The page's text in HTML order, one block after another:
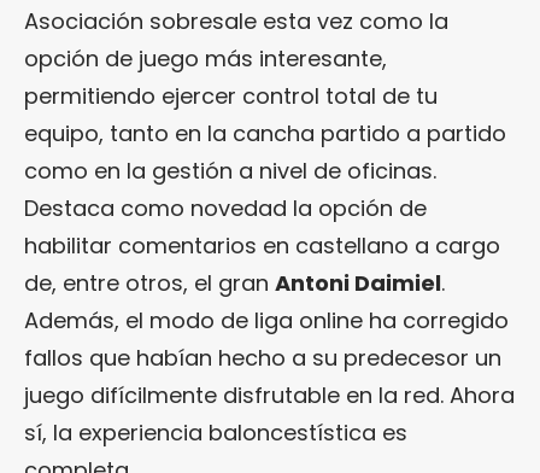
Asociación sobresale esta vez como la
opción de juego más interesante,
permitiendo ejercer control total de tu
equipo, tanto en la cancha partido a partido
como en la gestión a nivel de oficinas.
Destaca como novedad la opción de
habilitar comentarios en castellano a cargo
de, entre otros, el gran Antoni Daimiel.
Además, el modo de liga online ha corregido
fallos que habían hecho a su predecesor un
juego difícilmente disfrutable en la red. Ahora
sí, la experiencia baloncestística es